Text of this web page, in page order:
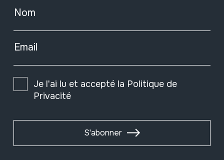
Nom
Email
Je l'ai lu et accepté la Politique de
Privacité
S'abonner